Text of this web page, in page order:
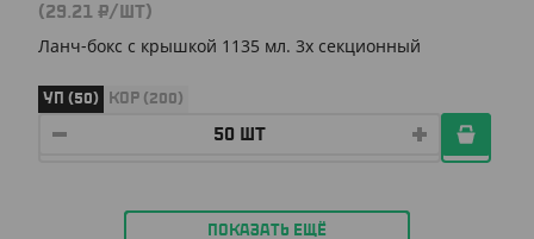
(29.21 ₽/ШТ)
Ланч-бокс с крышкой 1135 мл. 3х секционный
УП (50) КОР (200)
ПОКАЗАТЬ ЕЩЁ